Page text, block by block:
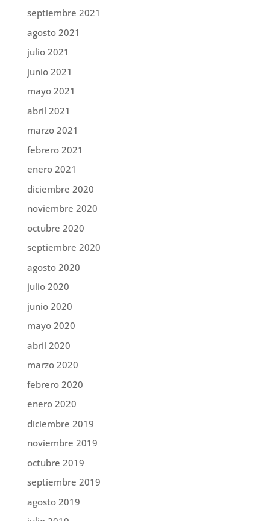
septiembre 2021
agosto 2021
julio 2021
junio 2021
mayo 2021
abril 2021
marzo 2021
febrero 2021
enero 2021
diciembre 2020
noviembre 2020
octubre 2020
septiembre 2020
agosto 2020
julio 2020
junio 2020
mayo 2020
abril 2020
marzo 2020
febrero 2020
enero 2020
diciembre 2019
noviembre 2019
octubre 2019
septiembre 2019
agosto 2019